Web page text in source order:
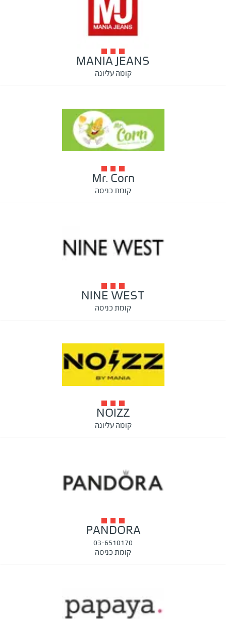
MANIA JEANS
קומה עליונה
Mr. Corn
קומת כניסה
NINE WEST
קומת כניסה
NOIZZ
קומה עליונה
PANDORA
03-6510170
קומת כניסה